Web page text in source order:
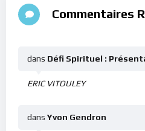
Commentaires
ERIC VITOULEY
dans Défi Spirituel :
dans Yvon Gendron